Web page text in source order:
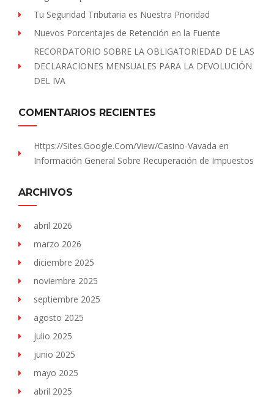
Tu Seguridad Tributaria es Nuestra Prioridad
Nuevos Porcentajes de Retención en la Fuente
RECORDATORIO SOBRE LA OBLIGATORIEDAD DE LAS
DECLARACIONES MENSUALES PARA LA DEVOLUCIÓN
DEL IVA
COMENTARIOS RECIENTES
Https://sites.Google.com/view/Casino-Vavada en
Información General Sobre Recuperación de Impuestos
ARCHIVOS
abril 2026
marzo 2026
diciembre 2025
noviembre 2025
septiembre 2025
agosto 2025
julio 2025
junio 2025
mayo 2025
abril 2025